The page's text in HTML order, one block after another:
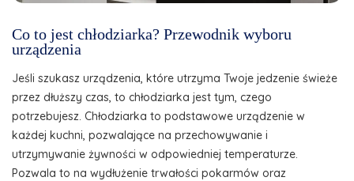
Co to jest chłodziarka? Przewodnik wyboru
urządzenia
Jeśli szukasz urządzenia, które utrzyma Twoje jedzenie świeże
przez dłuższy czas, to chłodziarka jest tym, czego
potrzebujesz. Chłodziarka to podstawowe urządzenie w
każdej kuchni, pozwalające na przechowywanie i
utrzymywanie żywności w odpowiedniej temperaturze.
Pozwala to na wydłużenie trwałości pokarmów oraz